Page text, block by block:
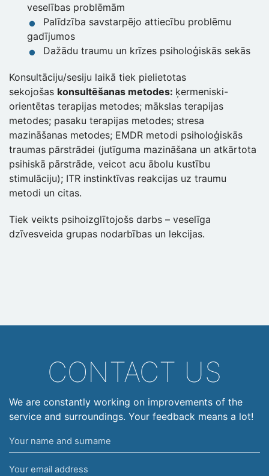
veselības problēmām
Palīdzība savstarpējo attiecību problēmu
gadījumos
Dažādu traumu un krīzes psiholoģiskās sekās
Konsultāciju/sesiju laikā tiek pielietotas
sekojošas konsultēšanas metodes: ķermeniski-
orientētas terapijas metodes; mākslas terapijas
metodes; pasaku terapijas metodes; stresa
mazināšanas metodes; EMDR metodi psiholoģiskās
traumas pārstrādei (jutīguma mazināšana un atkārtota
psihiskā pārstrāde, veicot acu ābolu kustību
stimulāciju); ITR instinktīvas reakcijas uz traumu
metodi un citas.
Tiek veikts psihoizglītojošs darbs – veselīga
dzīvesveida grupas nodarbības un lekcijas.
CONTACT US
We are constantly working on improvements of the
service and surroundings. Your feedback means a lot!
Your
name
and
Your